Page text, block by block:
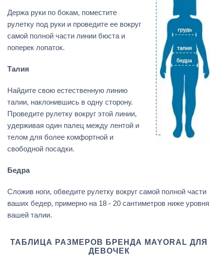
Держа руки по бокам, поместите
рулетку под руки и проведите ее вокруг
самой полной части линии бюста и
поперек лопаток.
Талия
Найдите свою естественную линию
талии, наклонившись в одну сторону.
Проведите рулетку вокруг этой линии,
удерживая один палец между лентой и
телом для более комфортной и
свободной посадки.
Бедра
Сложив ноги, обведите рулетку вокруг самой полной части
ваших бедер, примерно на 18 - 20 сантиметров ниже уровня
вашей талии.
ТАБЛИЦА РАЗМЕРОВ БРЕНДА MAYORAL ДЛЯ
ДЕВОЧЕК